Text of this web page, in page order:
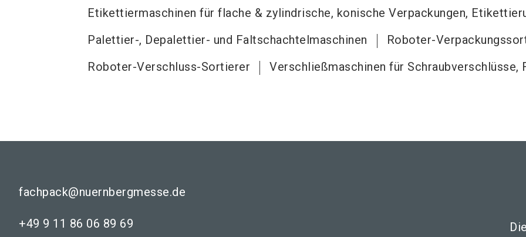
Etikettiermaschinen für flache & zylindrische, konische Verpackungen,
Palettier-, Depalettier- und Faltschachtelmaschinen
Roboter-
Roboter-Verschluss-Sortierer
Verschließmaschinen für Schraubverschlüsse,
fachpack@nuernbergmesse.de
+49 9 11 86 06 89 69